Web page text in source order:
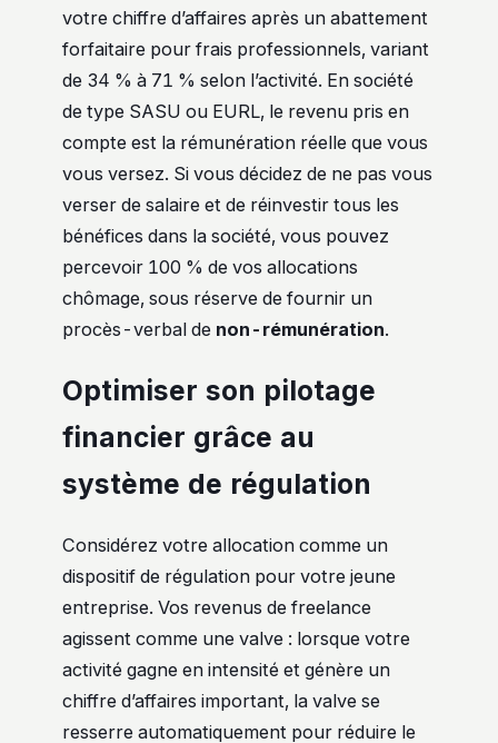
votre chiffre d’affaires après un abattement
forfaitaire pour frais professionnels, variant
de 34 % à 71 % selon l’activité. En société
de type SASU ou EURL, le revenu pris en
compte est la rémunération réelle que vous
vous versez. Si vous décidez de ne pas vous
verser de salaire et de réinvestir tous les
bénéfices dans la société, vous pouvez
percevoir 100 % de vos allocations
chômage, sous réserve de fournir un
procès-verbal de non-rémunération.
Optimiser son pilotage
financier grâce au
système de régulation
Considérez votre allocation comme un
dispositif de régulation pour votre jeune
entreprise. Vos revenus de freelance
agissent comme une valve : lorsque votre
activité gagne en intensité et génère un
chiffre d’affaires important, la valve se
resserre automatiquement pour réduire le